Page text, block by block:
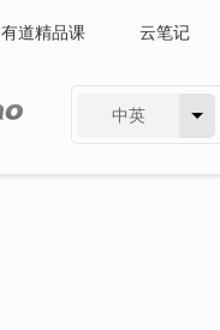
有道精品课 云笔记
中英